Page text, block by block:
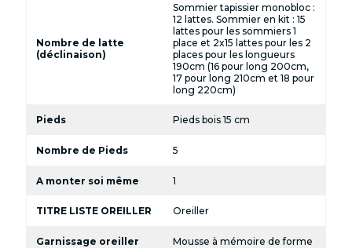
Nombre de latte
(déclinaison)
Sommier tapissier monobloc :
12 lattes. Sommier en kit : 15
lattes pour les sommiers 1
place et 2x15 lattes pour les 2
places pour les longueurs
190cm (16 pour long 200cm,
17 pour long 210cm et 18 pour
long 220cm)
Pieds Pieds bois 15 cm
Nombre de Pieds 5
A monter soi même 1
TITRE LISTE OREILLER Oreiller
Garnissage oreiller Mousse à mémoire de forme